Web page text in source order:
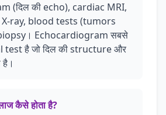
(दिल की echo), cardiac MRI,
X-ray, blood tests (tumors
Echocardiogram सबसे
है जो दिल की structure और
कैसे होता है?